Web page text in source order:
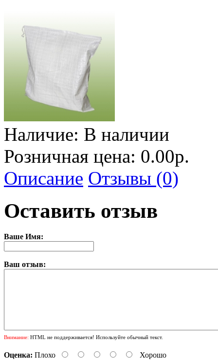
Наличие: В наличии
Розничная цена: 0.00р.
Описание Отзывы (0)
Оставить отзыв
Ваше Имя:
Ваш отзыв:
Внимание: HTML не поддерживается! Используйте обычный текст.
Оценка: Плохо Хорошо